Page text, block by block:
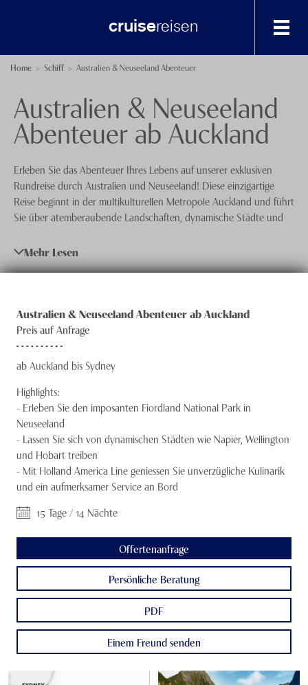
cruisereisen
Destinationen
Afrika, Indischer Ozean und Orient
Asien
Karibik und Zentralamerika
Nordamerika und Alaska
Nordost- und Nordwestpassage
Südsee und Hawaii
Suezkanal
Transatlantik
Transpazifik
Weltreisen
Westliches Mittelmeer
Spezialisten-Team
+41 41 729 14 23
Über uns
Feedback
Nachhaltigkeit
Jobs
knecht reisen
Home Schiff Australien & Neuseeland Abenteuer
Australien & Neuseeland
Abenteuer ab Auckland
Erleben Sie das Abenteuer Ihres Lebens auf unserer exklusiven
Rundreise durch Australien und Neuseeland! Diese einzigartige
Reise beginnt in der multikulturellen Metropole Auckland und führt
Sie über atemberaubende Landschaften, dynamische Städte und
Sydney. An Bord der luxuriösen Westerdam von Holland America
Line geniessen Sie unvergleichliche Kulinarik und erstklassigen
Reisedaten
19.01. - 02.02.2025
16.02. - 02.03.2025
16.03. - 30.03.2025
Mehr Lesen
Australien & Neuseeland Abenteuer ab Auckland
Preis auf Anfrage
ab Auckland bis Sydney
Highlights:
- Erleben Sie den imposanten Fiordland National Park in
Neuseeland
- Lassen Sie sich von dynamischen Städten wie Napier, Wellington
und Hobart treiben
- Mit Holland America Line geniessen Sie unverzügliche Kulinarik
und ein aufmerksamer Service an Bord
15 Tage / 14 Nächte
Offertenanfrage
Persönliche Beratung
PDF
Einem Freund senden